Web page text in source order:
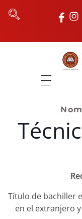
Título de bachiller
en el extranjero